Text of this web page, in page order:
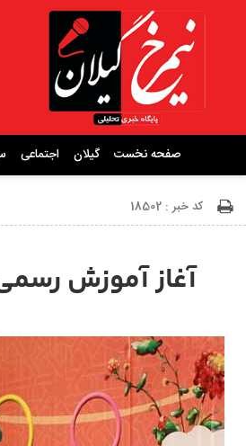
صفحه نخست گیلان اجتماعی
کد خبر : 18502
آغاز آموزش رسمی از ۵ سالگی و اجباری شدن پیش